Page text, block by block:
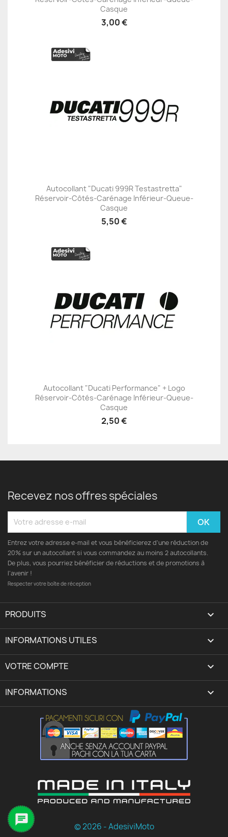
Casque
3,00 €
Autocollant "Ducati 999R Testastretta"
Réservoir-Côtés-Carénage Inférieur-Queue-
Casque
5,50 €
Autocollant "Ducati Performance" + Logo
Réservoir-Côtés-Carénage Inférieur-Queue-
Casque
2,50 €
Recevez nos offres spéciales
Entrez votre adresse e-mail et vous bénéficierez d'une réduction de
20% sur un autocollant si vous commandez au moins 2 autocollants.
De plus, vous pourriez bénéficier de réductions et de promotions à
l’avenir !
Respecter votre boîte de réception
PRODUITS 
INFORMATIONS UTILES 
VOTRE COMPTE expand_more
INFORMATIONS keyboard_arrow_down
© 2026 - AdesiviMoto
